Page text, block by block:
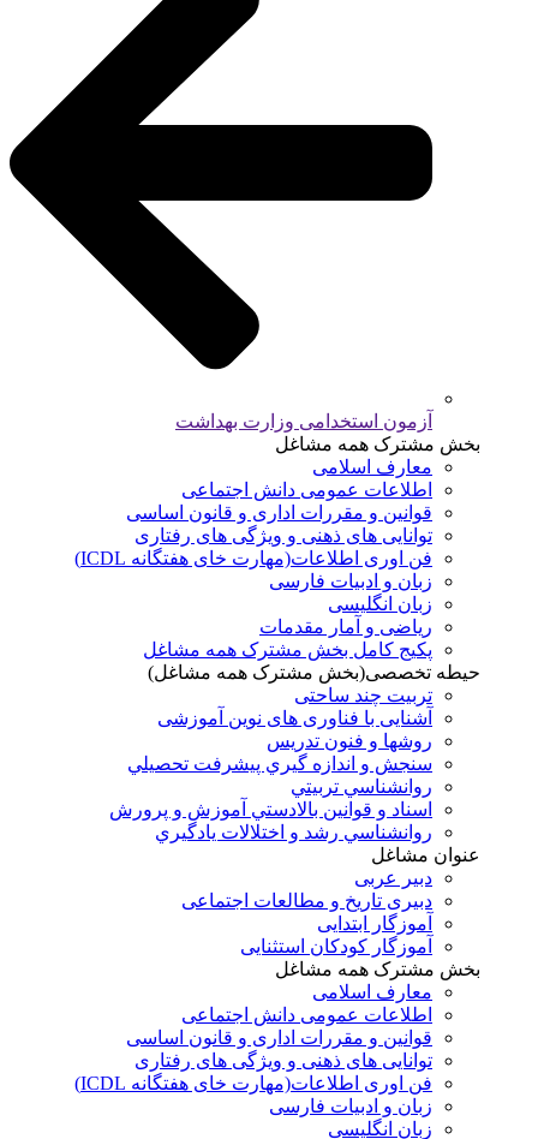
آزمون استخدامی وزارت بهداشت
بخش مشترک همه مشاغل
معارف اسلامی
اطلاعات عمومی دانش اجتماعی
قوانین و مقررات اداری و قانون اساسی
توانایی های ذهنی و ویژگی های رفتاری
فن اوری اطلاعات(مهارت خای هفتگانه ICDL)
زبان و ادبیات فارسی
زبان انگلیسی
ریاضی و آمار مقدمات
پکیج کامل بخش مشترک همه مشاغل
حیطه تخصصی(بخش مشترک همه مشاغل)
تربیت چند ساحتی
آشنایی با فناوری های نوین آموزشی
روشها و فنون تدريس
سنجش و اندازه گيري پيشرفت تحصيلي
روانشناسي تربيتي
اسناد و قوانين بالادستي آموزش و پرورش
روانشناسي رشد و اختلالات يادگيري
عنوان مشاغل
دبير عربی
دبیری تاریخ و مطالعات اجتماعی
آموزگار ابتدایی
آموزگار کودکان استثنایی
بخش مشترک همه مشاغل
معارف اسلامی
اطلاعات عمومی دانش اجتماعی
قوانین و مقررات اداری و قانون اساسی
توانایی های ذهنی و ویژگی های رفتاری
فن اوری اطلاعات(مهارت خای هفتگانه ICDL)
زبان و ادبیات فارسی
زبان انگلیسی